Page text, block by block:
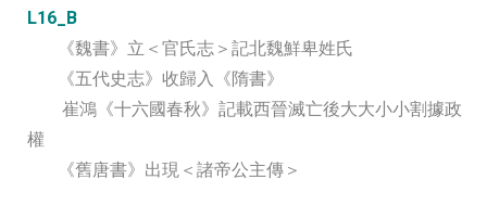
L16_B
《魏書》立＜官氏志＞記北魏鮮卑姓氏
《五代史志》收歸入《隋書》
崔鴻《十六國春秋》記載西晉滅亡後大大小小割據政
權
《舊唐書》出現＜諸帝公主傳＞